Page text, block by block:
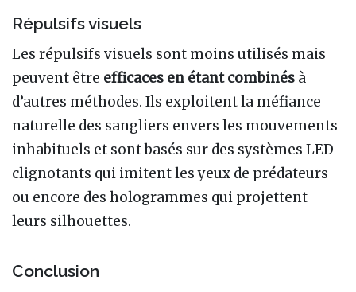
Répulsifs visuels
Les répulsifs visuels sont moins utilisés mais
peuvent être efficaces en étant combinés à
d’autres méthodes. Ils exploitent la méfiance
naturelle des sangliers envers les mouvements
inhabituels et sont basés sur des systèmes LED
clignotants qui imitent les yeux de prédateurs
ou encore des hologrammes qui projettent
leurs silhouettes.
Conclusion